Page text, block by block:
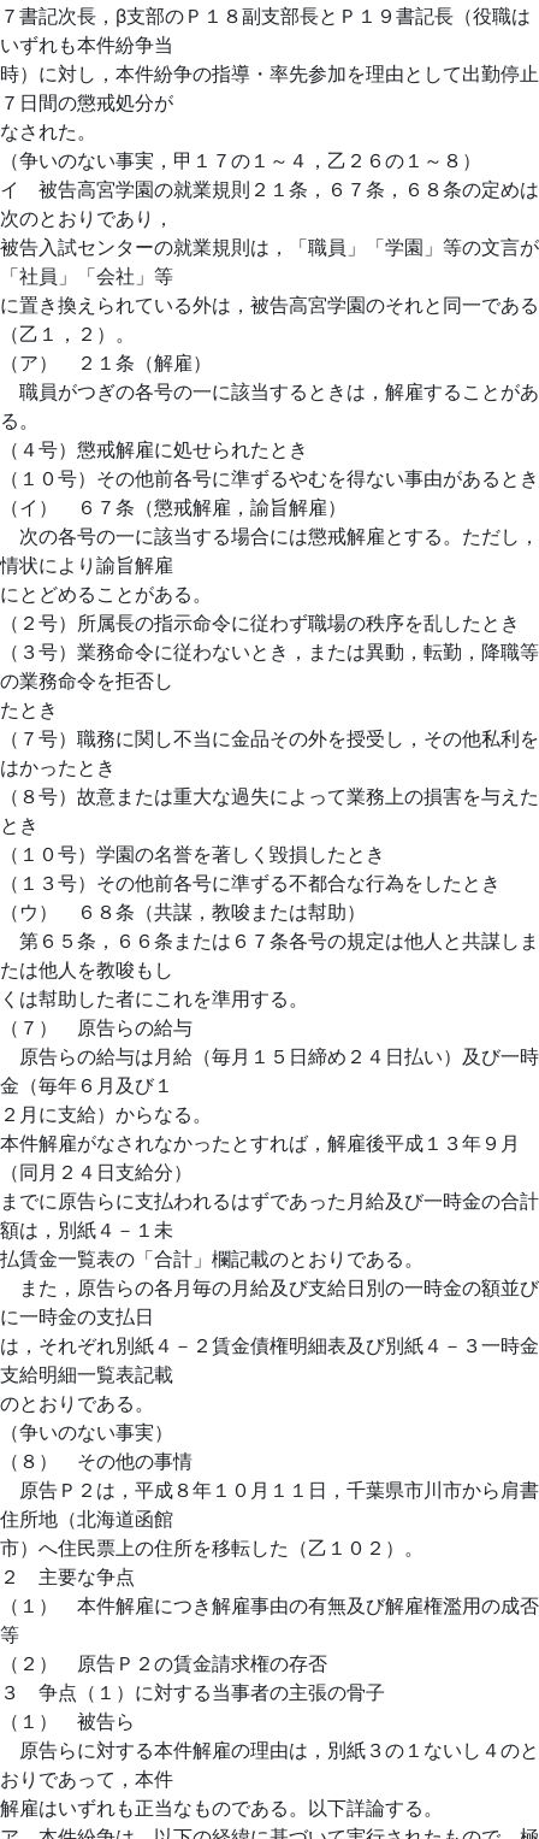
７書記次長，β支部のＰ１８副支部長とＰ１９書記長（役職は
いずれも本件紛争当
時）に対し，本件紛争の指導・率先参加を理由として出勤停止
７日間の懲戒処分が
なされた。
（争いのない事実，甲１７の１～４，乙２６の１～８）
イ 被告高宮学園の就業規則２１条，６７条，６８条の定めは
次のとおりであり，
被告入試センターの就業規則は，「職員」「学園」等の文言が
「社員」「会社」等
に置き換えられている外は，被告高宮学園のそれと同一である
（乙１，２）。
（ア） ２１条（解雇）
職員がつぎの各号の一に該当するときは，解雇することがあ
る。
（４号）懲戒解雇に処せられたとき
（１０号）その他前各号に準ずるやむを得ない事由があるとき
（イ） ６７条（懲戒解雇，諭旨解雇）
次の各号の一に該当する場合には懲戒解雇とする。ただし，
情状により諭旨解雇
にとどめることがある。
（２号）所属長の指示命令に従わず職場の秩序を乱したとき
（３号）業務命令に従わないとき，または異動，転勤，降職等
の業務命令を拒否し
たとき
（７号）職務に関し不当に金品その外を授受し，その他私利を
はかったとき
（８号）故意または重大な過失によって業務上の損害を与えた
とき
（１０号）学園の名誉を著しく毀損したとき
（１３号）その他前各号に準ずる不都合な行為をしたとき
（ウ） ６８条（共謀，教唆または幇助）
第６５条，６６条または６７条各号の規定は他人と共謀しま
たは他人を教唆もし
くは幇助した者にこれを準用する。
（７） 原告らの給与
原告らの給与は月給（毎月１５日締め２４日払い）及び一時
金（毎年６月及び１
２月に支給）からなる。
本件解雇がなされなかったとすれば，解雇後平成１３年９月
（同月２４日支給分）
までに原告らに支払われるはずであった月給及び一時金の合計
額は，別紙４－１未
払賃金一覧表の「合計」欄記載のとおりである。
また，原告らの各月毎の月給及び支給日別の一時金の額並び
に一時金の支払日
は，それぞれ別紙４－２賃金債権明細表及び別紙４－３一時金
支給明細一覧表記載
のとおりである。
（争いのない事実）
（８） その他の事情
原告Ｐ２は，平成８年１０月１１日，千葉県市川市から肩書
住所地（北海道函館
市）へ住民票上の住所を移転した（乙１０２）。
２ 主要な争点
（１） 本件解雇につき解雇事由の有無及び解雇権濫用の成否
等
（２） 原告Ｐ２の賃金請求権の存否
３ 争点（１）に対する当事者の主張の骨子
（１） 被告ら
原告らに対する本件解雇の理由は，別紙３の１ないし４のと
おりであって，本件
解雇はいずれも正当なものである。以下詳論する。